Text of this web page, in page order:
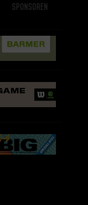
Sponsoren